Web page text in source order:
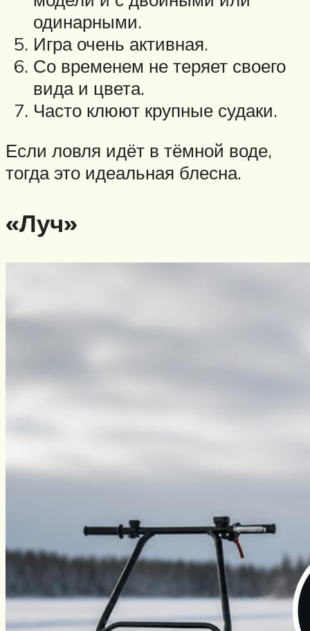
одинарными.
Игра очень активная.
Со временем не теряет своего
вида и цвета.
Часто клюют крупные судаки.
Если ловля идёт в тёмной воде,
тогда это идеальная блесна.
«Луч»